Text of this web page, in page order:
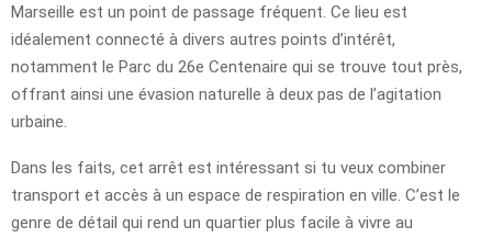
Marseille est un point de passage fréquent. Ce lieu est
idéalement connecté à divers autres points d’intérêt,
notamment le Parc du 26e Centenaire qui se trouve tout près,
offrant ainsi une évasion naturelle à deux pas de l’agitation
urbaine.
Dans les faits, cet arrêt est intéressant si tu veux combiner
transport et accès à un espace de respiration en ville. C’est le
genre de détail qui rend un quartier plus facile à vivre au